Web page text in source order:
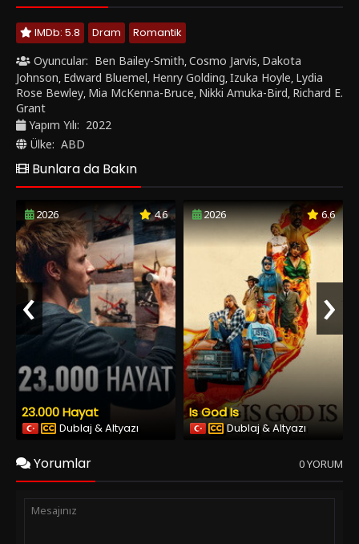
IMDb: 5.8 Dram
Romantik
Oyuncular: Ben Bailey-Smith,Cosmo Jarvis, Dakota
Johnson, Edward Bluemel, Henry Golding,Izuka Hoyle, Lydia
Rose Bewley, Mia McKenna-Bruce, Nikki Amuka-Bird, Richard E.
Grant
Yapım Yılı: 2022
Ülke: ABD
Bunlara da Bakın
2026 4.6
23.000 Hayat
Dublaj & Altyazı
2026 6.6
Is God Is
Dublaj & Altyazı
‹ ›
Yorumlar 0 YORUM